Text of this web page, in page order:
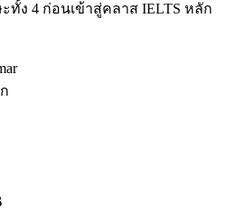
ทั้ง 4 ก่อนเข้าสู่คลาส IELTS หลัก